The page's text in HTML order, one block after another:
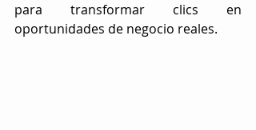
para transformar clics en
oportunidades de negocio reales.